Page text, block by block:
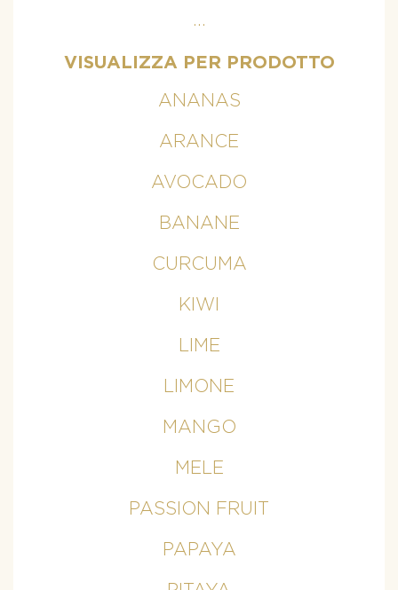
...
VISUALIZZA PER PRODOTTO
ANANAS
ARANCE
AVOCADO
BANANE
CURCUMA
KIWI
LIME
LIMONE
MANGO
MELE
PASSION FRUIT
PAPAYA